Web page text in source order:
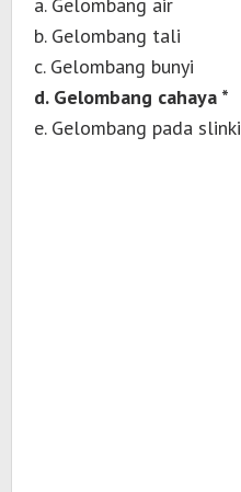
a. Gelombang air
b. Gelombang tali
c. Gelombang bunyi
d. Gelombang cahaya *
e. Gelombang pada slinki